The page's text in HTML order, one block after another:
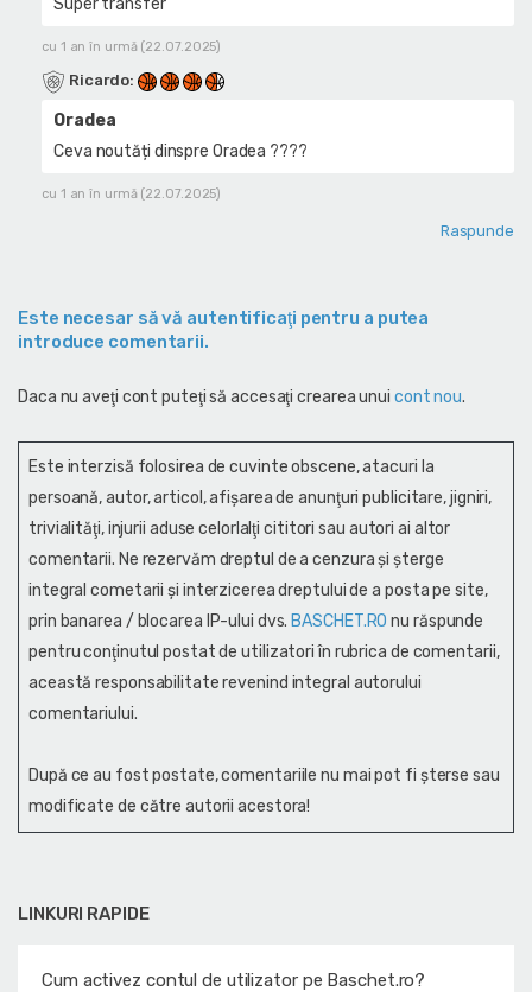
LINKURI RAPIDE
Cum activez contul de utilizator pe Baschet.ro?
Super transfer
cu 1 an în urmă (22.07.2025)
Ricardo:
Oradea
Ceva noutăți dinspre Oradea ????
cu 1 an în urmă (22.07.2025)
Raspunde
Este necesar să vă autentificaţi pentru a putea
introduce comentarii.
Daca nu aveţi cont puteţi să accesaţi crearea unui cont nou.
Este interzisă folosirea de cuvinte obscene, atacuri la
persoană, autor, articol, afişarea de anunţuri publicitare, jigniri,
trivialităţi, injurii aduse celorlalţi cititori sau autori ai altor
comentarii. Ne rezervăm dreptul de a cenzura și şterge
integral cometarii și interzicerea dreptului de a posta pe site,
prin banarea / blocarea IP-ului dvs. BASCHET.RO nu răspunde
pentru conţinutul postat de utilizatori în rubrica de comentarii,
această responsabilitate revenind integral autorului
comentariului.
După ce au fost postate, comentariile nu mai pot fi șterse sau
modificate de către autorii acestora!